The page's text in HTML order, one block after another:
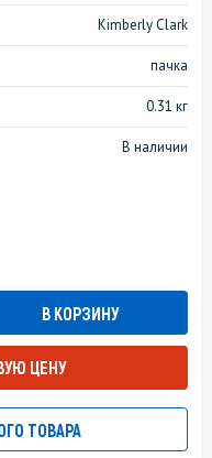
Kimberly Clark
пачка
0.31 кг
В наличии
В КОРЗИНУ
ЦЕНУ
ТОВАРА